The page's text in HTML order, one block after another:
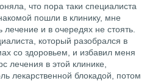
что пора таки специалиста
пошли в клинику, мне
и в очередях не стоять.
который разобрался в
со здоровьем, и избавил меня
лечения в этой клинике,
лекарственной блокадой, потом